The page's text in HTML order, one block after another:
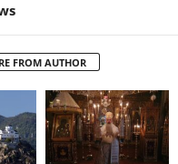
FROM AUTHOR